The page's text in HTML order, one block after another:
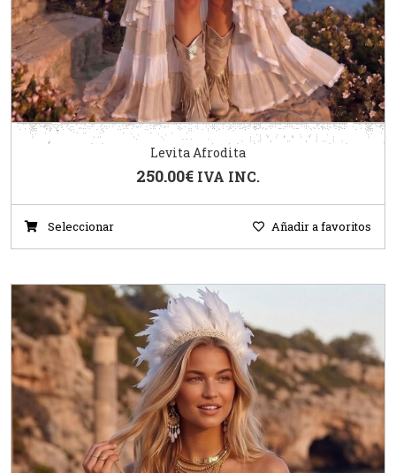
Levita Afrodita
250.00€ IVA INC.
Seleccionar Añadir a favoritos